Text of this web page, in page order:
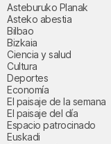
Asteburuko Planak
Asteko abestia
Bilbao
Bizkaia
Ciencia y salud
Cultura
Deportes
Economía
El paisaje de la semana
El paisaje del día
Espacio patrocinado
Euskadi